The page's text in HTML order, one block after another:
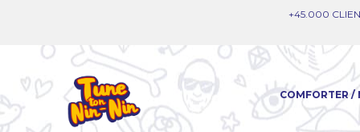
+45.000
COMFORTER /